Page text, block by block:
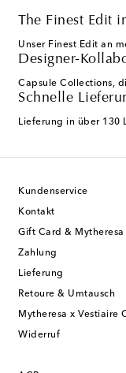
The Finest Edit
Unser Finest Edit an
Designer-
Capsule Collections,
Schnelle
Lieferung in über 130
Kundenservice
Kontakt
Gift Card & Mytheresa
Zahlung
Lieferung
Retoure & Umtausch
Mytheresa x Vestiaire
Widerruf